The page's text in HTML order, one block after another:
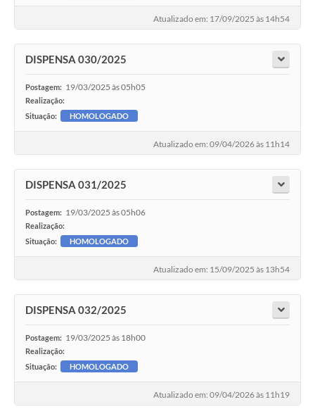
Atualizado em: 17/09/2025 às 14h54
DISPENSA 030/2025
Postagem: 19/03/2025 às 05h05
Realização:
Situação:
HOMOLOGADO
Atualizado em: 09/04/2026 às 11h14
DISPENSA 031/2025
Postagem: 19/03/2025 às 05h06
Realização:
Situação:
HOMOLOGADO
Atualizado em: 15/09/2025 às 13h54
DISPENSA 032/2025
Postagem: 19/03/2025 às 18h00
Realização:
Situação:
HOMOLOGADO
Atualizado em: 09/04/2026 às 11h19